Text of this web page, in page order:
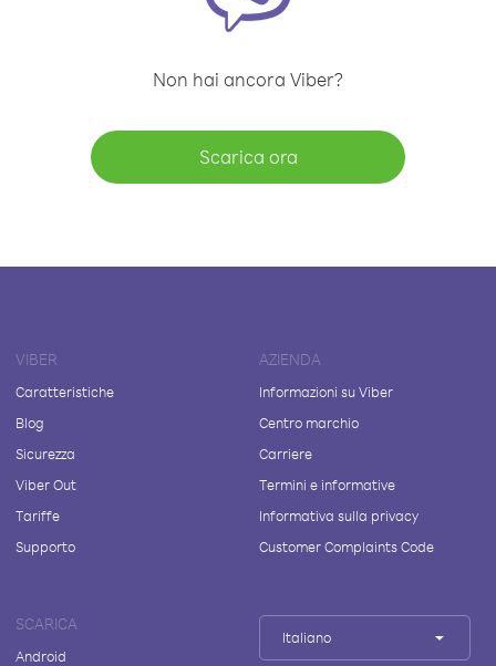
Non hai ancora Viber?
Scarica ora
VIBER
Caratteristiche
Blog
Sicurezza
Viber Out
Tariffe
Supporto
AZIENDA
Informazioni su Viber
Centro marchio
Carriere
Termini e informative
Informativa sulla privacy
Customer Complaints Code
SCARICA
Android
Italiano